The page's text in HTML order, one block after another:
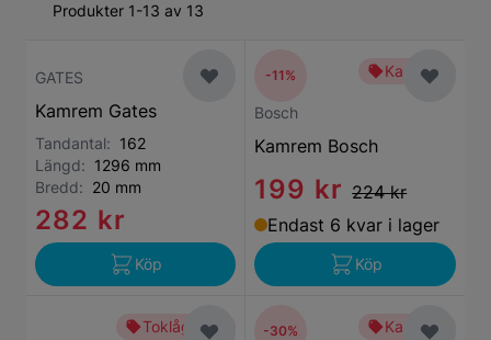
Produkter 1-13 av 13
GATES
Kamrem Gates
Tandantal: 162
Längd: 1296 mm
Bredd: 20 mm
282 kr
Köp
Kampanj
Bosch
Kamrem Bosch
199 kr 224 kr
-11%
Endast 6 kvar i lager
Köp
Toklågt pris Kampanj
-30%